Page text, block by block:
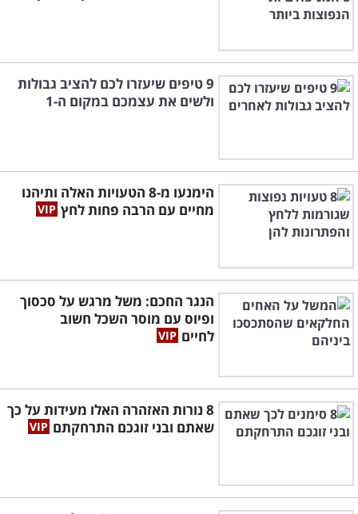
9 טיפים שיעזרו לכם להציב גבולות
ולשים את עצמכם במקום ה-1
הימנעו מ-8 הטעויות האלה ותיהנו
מחיים עם הרבה פחות לחץ
הנגר החכם: משל מרגש על סכסוך
ופיוס עם מוסר השכל חשוב
לחיים
8 נורות האזהרה האלו מעידות על כך
שאתם ובני זוגכם התרחקתם